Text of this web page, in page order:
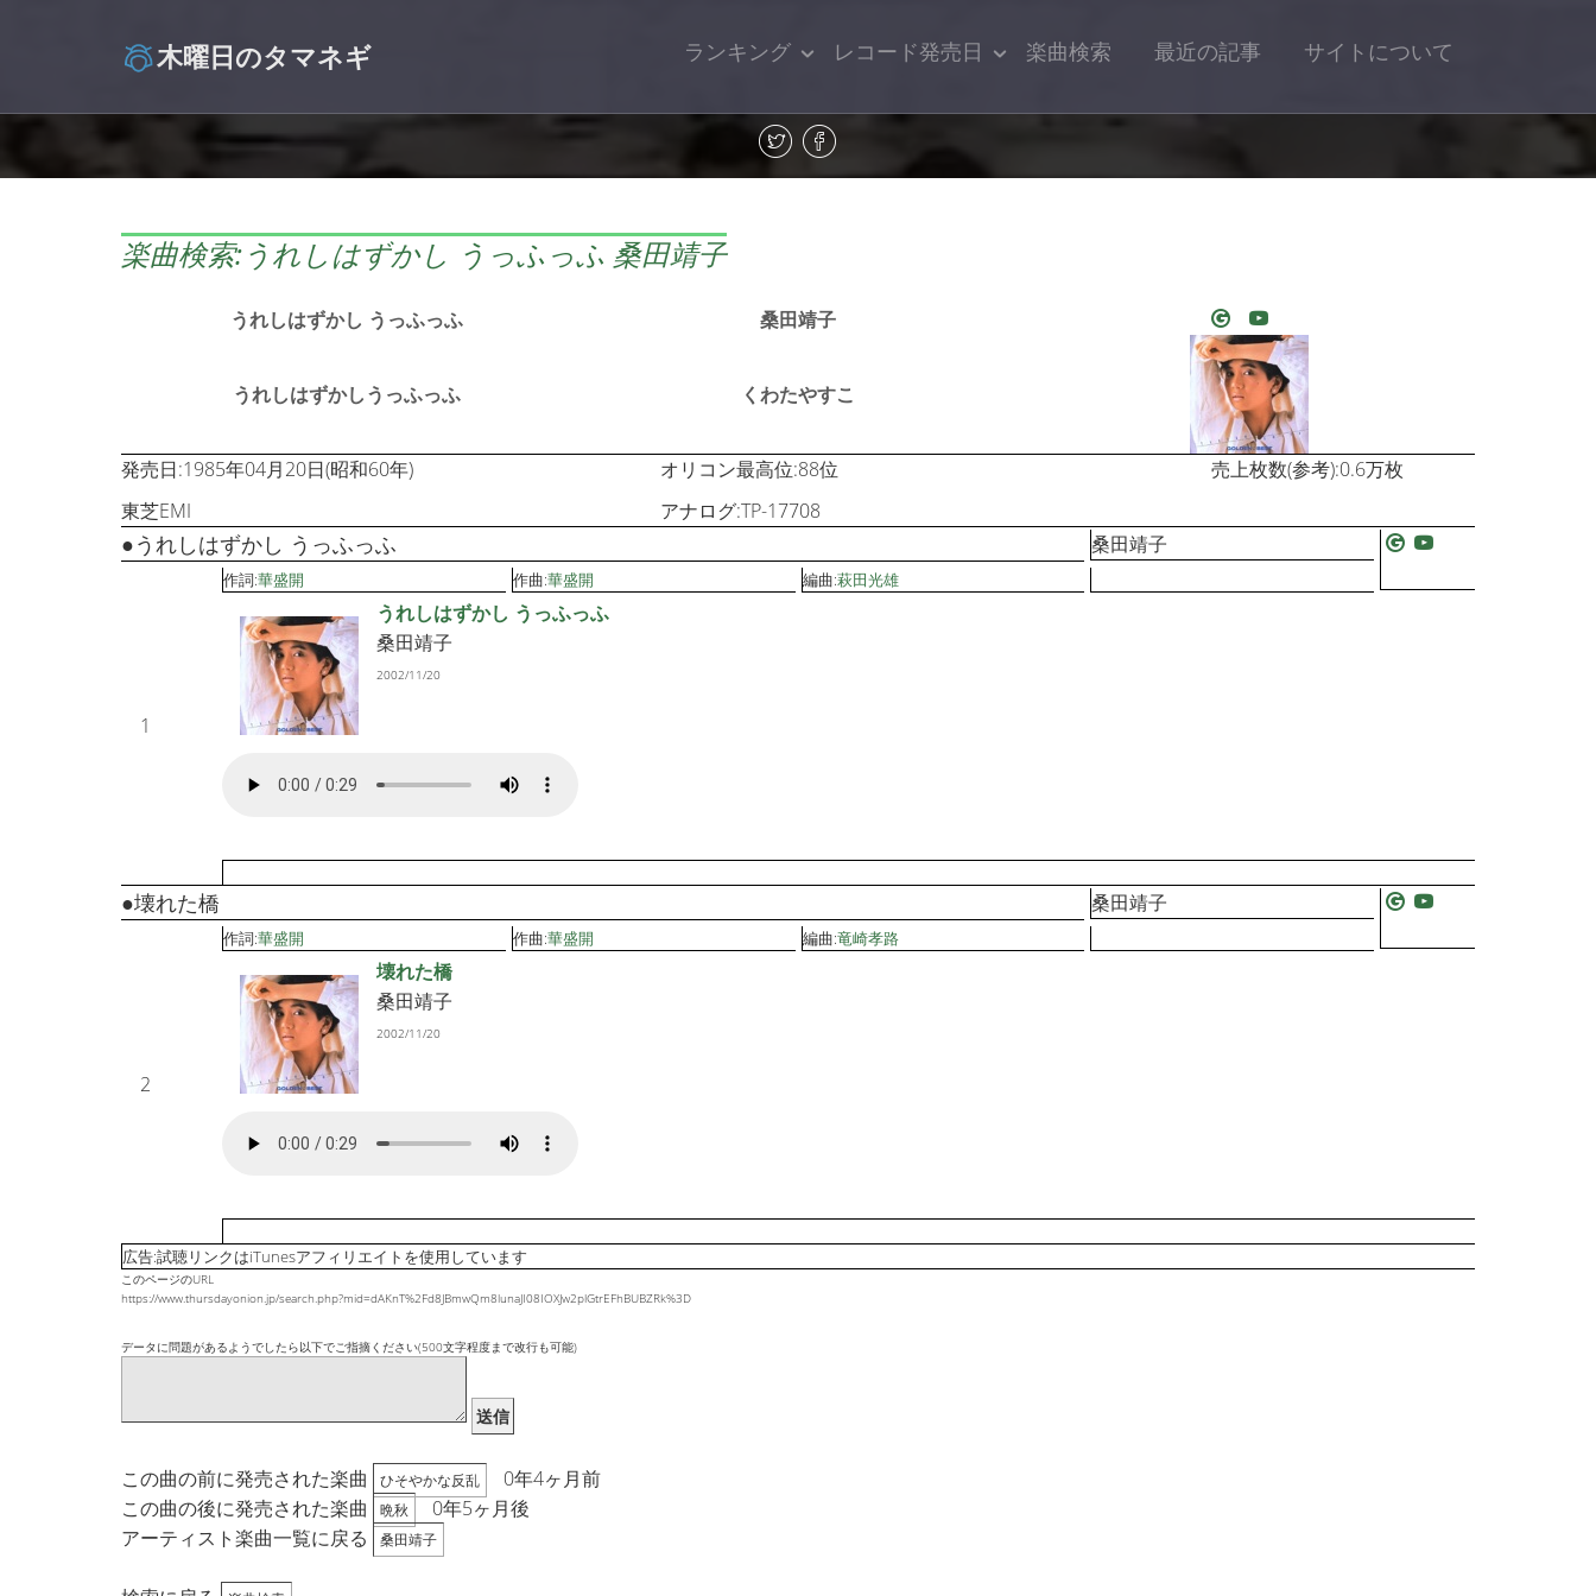
木曜日のタマネギ ランキング レコード発売日 楽曲検索 最近の記事 サイトについて
楽曲検索:うれしはずかし うっふっふ 桑田靖子
うれしはずかし うっふっふ 桑田靖子
うれしはずかしうっふっふ くわたやすこ
発売日:1985年04月20日(昭和60年) オリコン最高位:88位
売上枚数(参考):0.6万枚
東芝EMI
アナログ:TP-17708
1
●うれしはずかし うっふっふ 桑田靖子
作詞:華盛開 作曲:華盛開 編曲:萩田光雄
うれしはずかし うっふっふ
桑田靖子
2002/11/20
2
●壊れた橋 桑田靖子
作詞:華盛開 作曲:華盛開 編曲:竜崎孝路
壊れた橋
桑田靖子
2002/11/20
広告:試聴リンクはiTunesアフィリエイトを使用しています
このページのURL
https://www.thursdayonion.jp/search.php?mid=dAKnT%2Fd8JBmwQm8lunaJI08IOXJw2plGtrEFhBUBZRk%3D
データに問題があるようでしたら以下でご指摘ください(500文字程度まで改行も可能)
送信
この曲の前に発売された楽曲 ひそやかな反乱
0年4ヶ月前
この曲の後に発売された楽曲
晩秋
0年5ヶ月後
アーティスト楽曲一覧に戻る
桑田靖子